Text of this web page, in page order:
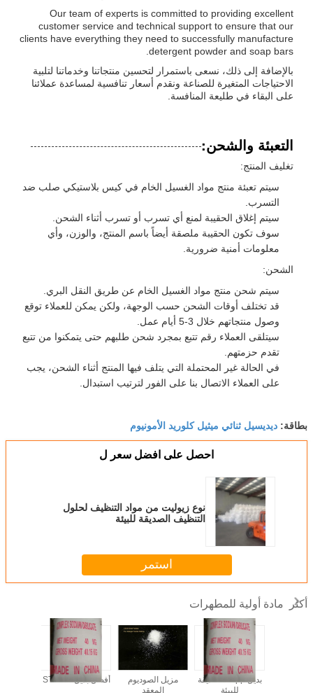
Our team of experts is committed to providing excellent
customer service and technical support to ensure that our
clients have everything they need to successfully manufacture
detergent powder and soap bars.
بالإضافة إلى ذلك، نسعى باستمرار لتحسين منتجاتنا وخدماتنا لتلبية
الاحتياجات المتغيرة للصناعة ونقدم أسعار تنافسية لمساعدة عملائنا
على البقاء في طليعة المنافسة.
التعبئة والشحن:
تغليف المنتج:
سيتم تعبئة منتج مواد الغسيل الخام في كيس بلاستيكي صلب ضد
التسرب.
سيتم إغلاق الحقيبة لمنع أي تسرب أو تسرب أثناء الشحن.
سوف تكون الحقيبة ملصقة أيضاً باسم المنتج، والوزن، وأي
معلومات أمنية ضرورية.
الشحن:
سيتم شحن منتج مواد الغسيل الخام عن طريق النقل البري.
قد تختلف أوقات الشحن حسب الوجهة، ولكن يمكن للعملاء توقع
وصول منتجاتهم خلال 3-5 أيام عمل.
سيتلقى العملاء رقم تتبع بمجرد شحن طلبهم حتى يتمكنوا من تتبع
تقدم حزمتهم.
في الحالة غير المحتملة التي يتلف فيها المنتج أثناء الشحن، يجب
على العملاء الاتصال بنا على الفور لترتيب استبدال.
بطاقة: ديديسيل ثنائي ميثيل كلوريد الأمونيوم
احصل على افضل سعر ل
نوع زيوليت من مواد التنظيف لحلول
التنظيف الصديقة للبيئة
استمر
أكثر مادة أولية للمطهرات
أفضل بديل لـ STPP
مزيل الصوديوم
المعقد
بديل stpp -- صديقة
للبيئة